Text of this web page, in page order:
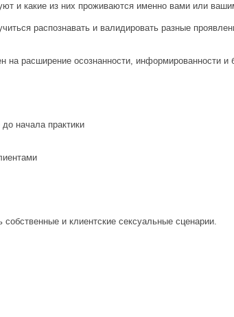
и какие из них проживаются именно вами или
распознавать и валидировать разные
расширение осознанности, информированности и
начала практики
и клиентские сексуальные сценарии.